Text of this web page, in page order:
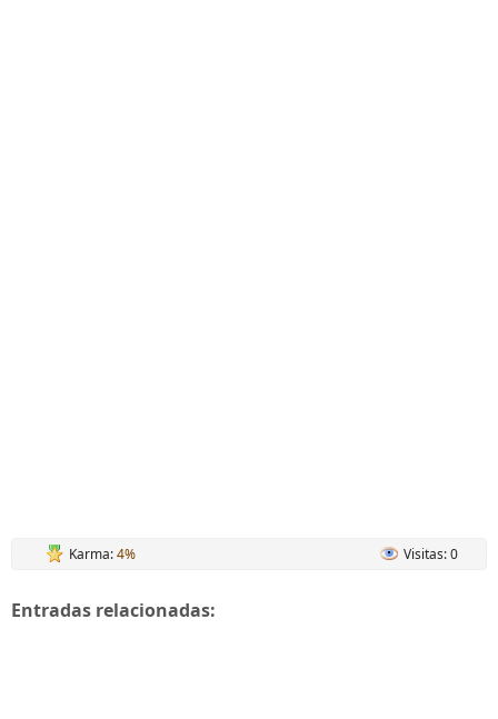
Karma:4% Visitas: 0
Entradas relacionadas: